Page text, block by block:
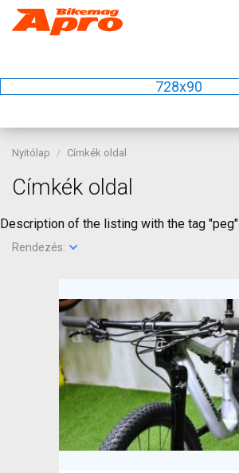
728x90
Nyitólap Címkék oldal
Címkék oldal
Description of the listing with the tag "peg"
Rendezés: